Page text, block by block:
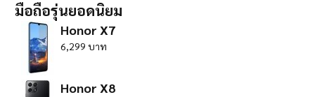
มือถือรุ่นยอดนิยม
Honor X7
6,299 บาท
Honor X8